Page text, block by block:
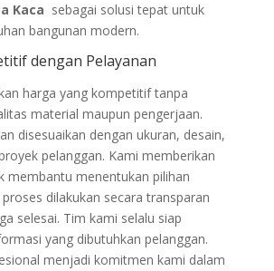
Kaca sebagai solusi tepat untuk
bangunan modern.
dengan Pelayanan
harga yang kompetitif tanpa
material maupun pengerjaan.
disesuaikan dengan ukuran, desain,
pelanggan. Kami memberikan
membantu menentukan pilihan
dilakukan secara transparan
selesai. Tim kami selalu siap
yang dibutuhkan pelanggan.
menjadi komitmen kami dalam